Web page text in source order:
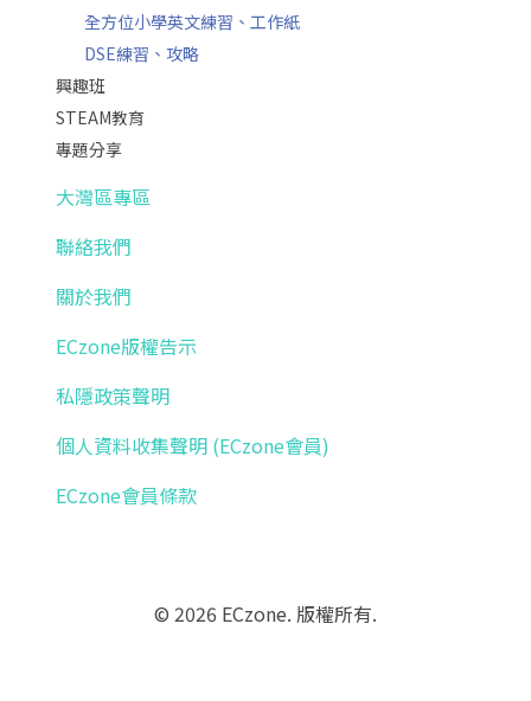
全方位小學英文練習、工作紙
DSE練習、攻略
興趣班
STEAM教育
專題分享
大灣區專區
聯絡我們
關於我們
ECzone版權告示
私隱政策聲明
個人資料收集聲明 (ECzone會員)
ECzone會員條款
© 2026 ECzone. 版權所有.